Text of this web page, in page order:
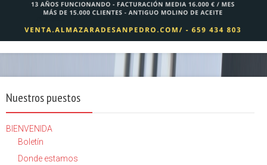
Nuestros puestos
BIENVENIDA
Boletín
Donde estamos